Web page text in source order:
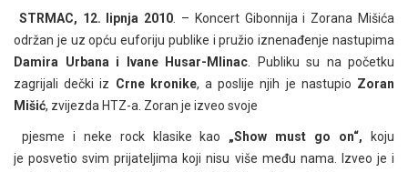
STRMAC, 12. lipnja 2010 . – Koncert Gibonnija i Zorana Mišića
održan je uz opću euforiju publike i pružio iznenađenje nastupima
Damira Urbana i Ivane Husar-Mlinac . Publiku su na početku
zagrijali dečki iz Crne kronike, a poslije njih je nastupio Zoran
Mišić, zvijezda HTZ-a. Zoran je izveo svoje
pjesme i neke rock klasike kao „Show must go on“, koju
je posvetio svim prijateljima koji nisu više među nama. Izveo je i